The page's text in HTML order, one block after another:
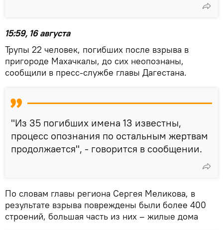
15:59, 16 августа
Трупы 22 человек, погибших после взрыва в
пригороде Махачкалы, до сих неопознаны,
сообщили в пресс-службе главы Дагестана.
"Из 35 погибших имена 13 известны,
процесс опознания по остальным жертвам
продолжается", - говорится в сообщении.
По словам главы региона Сергея Меликова, в
результате взрыва повреждены были более 400
строений, большая часть из них – жилые дома